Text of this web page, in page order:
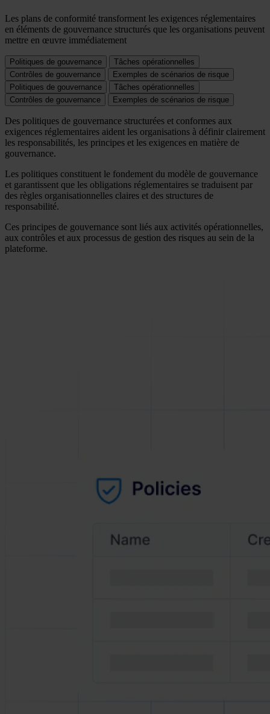
Les plans de conformité transforment les exigences réglementaires
en éléments de gouvernance structurés que les organisations peuvent
mettre en œuvre immédiatement
Politiques de gouvernance
Tâches opérationnelles
Contrôles de gouvernance
Exemples de scénarios de risque
Politiques de gouvernance
Tâches opérationnelles
Contrôles de gouvernance
Exemples de scénarios de risque
Des politiques de gouvernance structurées et conformes aux
exigences réglementaires aident les organisations à définir clairement
les responsabilités, les principes et les exigences en matière de
gouvernance.
Les politiques constituent le fondement du modèle de gouvernance
et garantissent que les obligations réglementaires se traduisent par
des règles organisationnelles claires et des structures de
responsabilité.
Ces principes de gouvernance sont liés aux activités opérationnelles,
aux contrôles et aux processus de gestion des risques au sein de la
plateforme.